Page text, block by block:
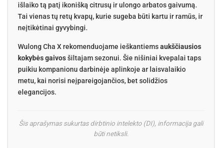
išlaiko tą patį ikonišką citrusų ir ulongo arbatos gaivumą.
Tai vienas tų retų kvapų, kurie sugeba būti kartu ir ramūs, ir
neįtikėtinai gyvybingi.
Wulong Cha X rekomenduojame ieškantiemsaukščiausios
kokybės gaivosšiltajam sezonui. Šie nišiniai kvepalai taps
puikiu kompanionu darbinėje aplinkoje ar laisvalaikio
metu, kai norisi neįpareigojančios, bet solidžios
elegancijos.
Šis aprašymas sukurtas dirbtinio intelekto (DI), informacija gali
būti netiksli.